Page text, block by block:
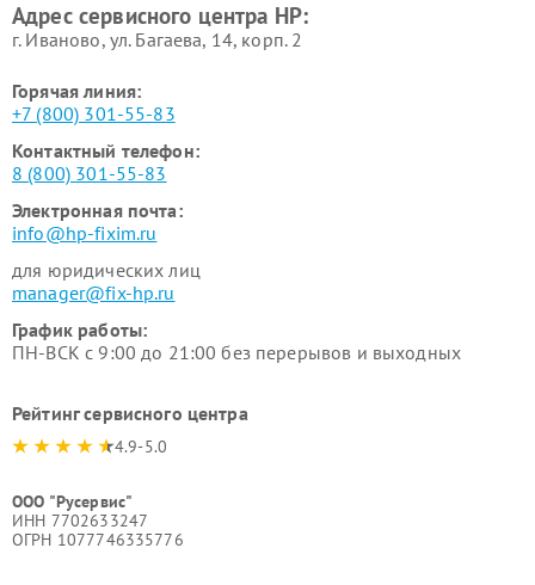
Адрес сервисного центра HP:
г. Иваново, ул. Багаева, 14, корп. 2
Горячая линия:
+7 (800) 301-55-83
Контактный телефон:
8 (800) 301-55-83
Электронная почта:
info@hp-fixim.ru
для юридических лиц
manager@fix-hp.ru
График работы:
ПН-ВСК с 9:00 до 21:00 без перерывов и выходных
Рейтинг сервисного центра
4.9-5.0
ООО "Русервис"
ИНН 7702633247
ОГРН 1077746335776